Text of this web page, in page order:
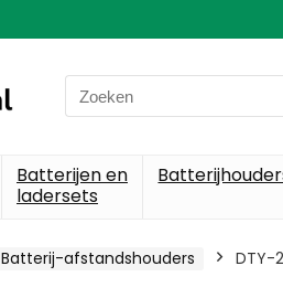
Search
for:
Batterijen en
ladersets
Batterij-afstandshouders
DTY-